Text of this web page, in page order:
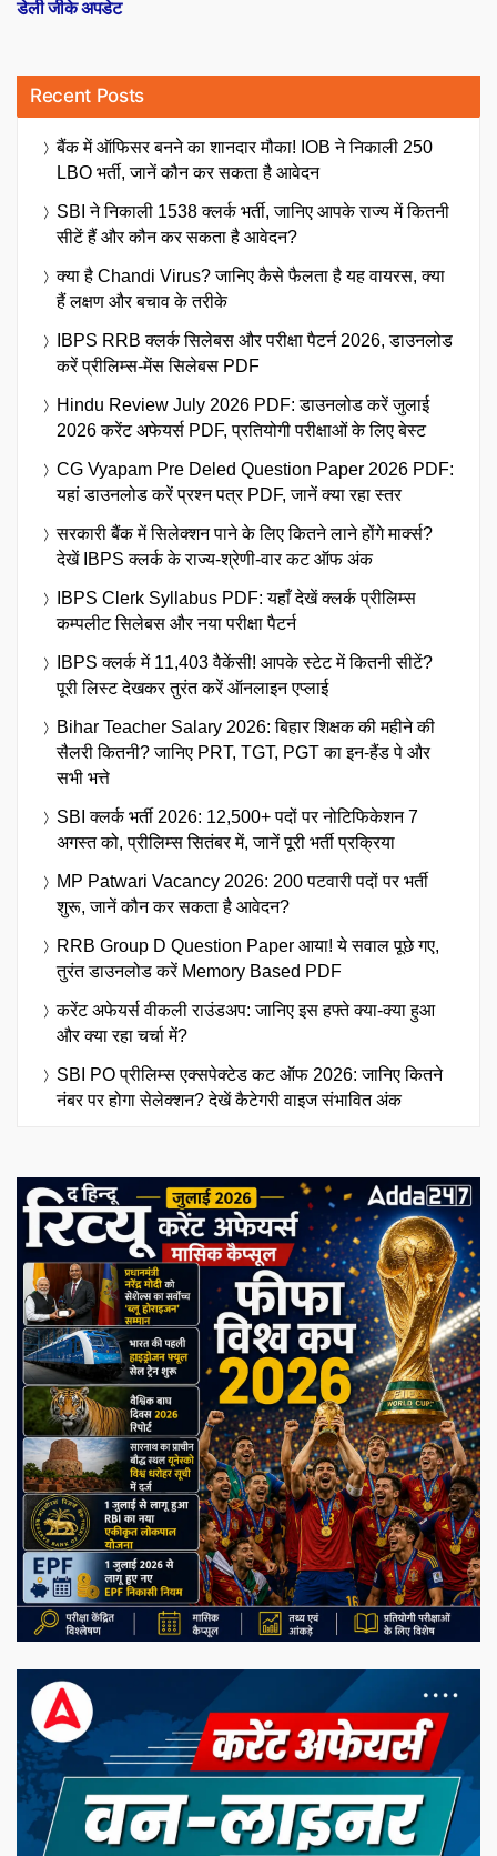
डेली जीके अपडेट
Recent Posts
बैंक में ऑफिसर बनने का शानदार मौका! IOB ने निकाली 250
LBO भर्ती, जानें कौन कर सकता है आवेदन
SBI ने निकाली 1538 क्लर्क भर्ती, जानिए आपके राज्य में कितनी
सीटें हैं और कौन कर सकता है आवेदन?
क्या है Chandi Virus? जानिए कैसे फैलता है यह वायरस, क्या
हैं लक्षण और बचाव के तरीके
IBPS RRB क्लर्क सिलेबस और परीक्षा पैटर्न 2026, डाउनलोड
करें प्रीलिम्स-मेंस सिलेबस PDF
Hindu Review July 2026 PDF: डाउनलोड करें जुलाई
2026 करेंट अफेयर्स PDF, प्रतियोगी परीक्षाओं के लिए बेस्ट
CG Vyapam Pre Deled Question Paper 2026 PDF:
यहां डाउनलोड करें प्रश्न पत्र PDF, जानें क्या रहा स्तर
सरकारी बैंक में सिलेक्शन पाने के लिए कितने लाने होंगे मार्क्स?
देखें IBPS क्लर्क के राज्य-श्रेणी-वार कट ऑफ अंक
IBPS Clerk Syllabus PDF: यहाँ देखें क्लर्क प्रीलिम्स
कम्पलीट सिलेबस और नया परीक्षा पैटर्न
IBPS क्लर्क में 11,403 वैकेंसी! आपके स्टेट में कितनी सीटें?
पूरी लिस्ट देखकर तुरंत करें ऑनलाइन एप्लाई
Bihar Teacher Salary 2026: बिहार शिक्षक की महीने की
सैलरी कितनी? जानिए PRT, TGT, PGT का इन-हैंड पे और
सभी भत्ते
SBI क्लर्क भर्ती 2026: 12,500+ पदों पर नोटिफिकेशन 7
अगस्त को, प्रीलिम्स सितंबर में, जानें पूरी भर्ती प्रक्रिया
MP Patwari Vacancy 2026: 200 पटवारी पदों पर भर्ती
शुरू, जानें कौन कर सकता है आवेदन?
RRB Group D Question Paper आया! ये सवाल पूछे गए,
तुरंत डाउनलोड करें Memory Based PDF
करेंट अफेयर्स वीकली राउंडअप: जानिए इस हफ्ते क्या-क्या हुआ
और क्या रहा चर्चा में?
SBI PO प्रीलिम्स एक्सपेक्टेड कट ऑफ 2026: जानिए कितने
नंबर पर होगा सेलेक्शन? देखें कैटेगरी वाइज संभावित अंक